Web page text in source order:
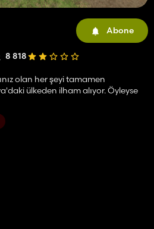
Abone
8 818
olan her şeyi tamamen
ülkeden ilham alıyor. Öyleyse